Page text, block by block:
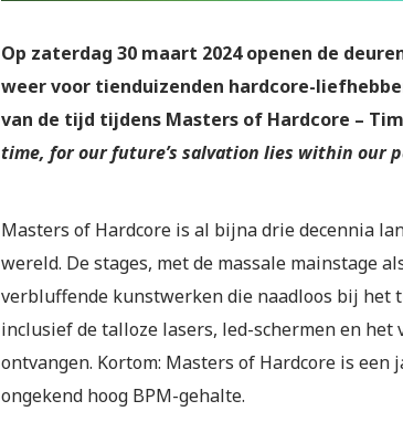
Op zaterdag 30 maart 2024 openen de
weer voor tienduizenden hardcore-
van de tijd tijdens Masters of Hardcore –
time, for our future’s salvation lies within our
Masters of Hardcore is al bijna drie decennia
wereld. De stages, met de massale mainstage
verbluffende kunstwerken die naadloos bij het
inclusief de talloze lasers, led-schermen en
ontvangen. Kortom: Masters of Hardcore is
ongekend hoog BPM-gehalte.